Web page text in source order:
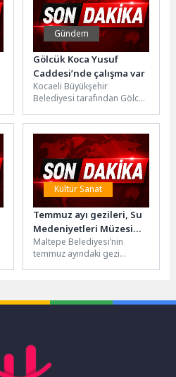
Gündem
Gölcük Koca Yusuf
Caddesi’nde çalışma var
Kocaeli Büyükşehir
Belediyesi tarafından Gölcük
Caddesi’nde
gerçekleştirilecek üstyapı
çalışmaları nedeniyle 6...
Kültür Sanat
Temmuz ayı gezileri, Su
Medeniyetleri Müzesi
ziyaretiyle başladı
Maltepe Belediyesi’nin
temmuz ayındaki gezi
basınçlı...